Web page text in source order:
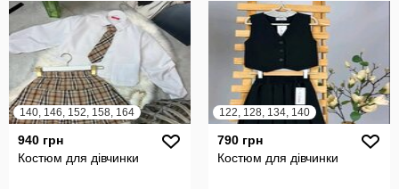
140, 146, 152, 158, 164
940 грн
Костюм для дівчинки
122, 128, 134, 140
790 грн
Костюм для дівчинки